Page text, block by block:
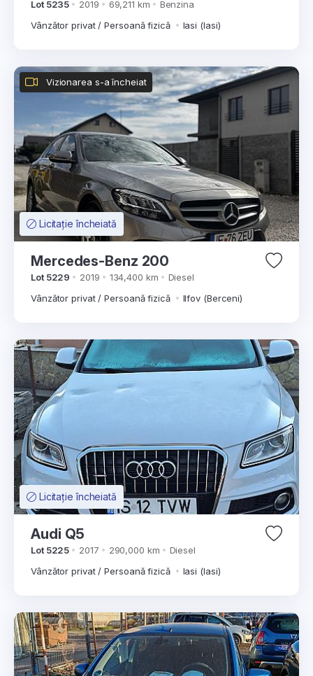
Lot 5235 2019 69,211 km
Benzina
Vânzător privat / Persoană fizică
Iasi (Iasi)
Licitație încheiată
Vizionarea s-a încheiat
Mercedes-Benz 200
Lot 5229 2019 134,400 km
Diesel
Vânzător privat / Persoană fizică
Ilfov (Berceni)
Licitație încheiată
Audi Q5
Lot 5225 2017 290,000 km
Diesel
Vânzător privat / Persoană fizică
Iasi (Iasi)